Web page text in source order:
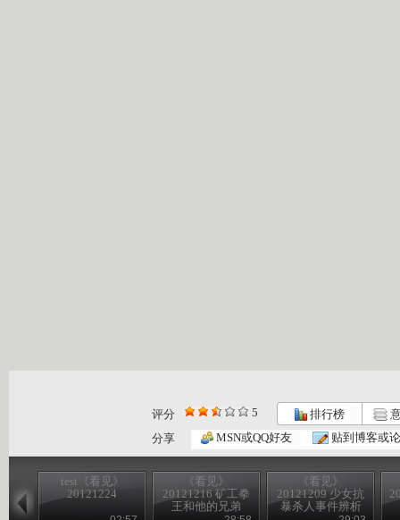
评分 5 排行榜
分享
MSN或QQ好友 贴到博客或
test《看见》
20121224
《看见》
20121216 矿工拳
王和他的兄弟
《看见》
20121209 少女抗
暴杀人事件辨析